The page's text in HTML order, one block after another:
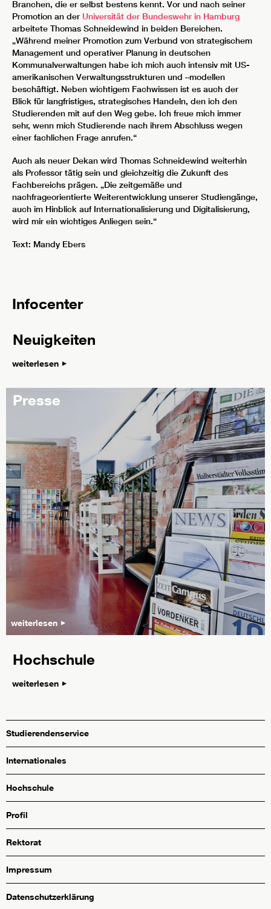
Branchen, die er selbst bestens kennt. Vor und nach seiner
Promotion an der Universität der Bundeswehr in Hamburg
arbeitete Thomas Schneidewind in beiden Bereichen.
„Während meiner Promotion zum Verbund von strategischem
Management und operativer Planung in deutschen
Kommunalverwaltungen habe ich mich auch intensiv mit US-
amerikanischen Verwaltungsstrukturen und –modellen
beschäftigt. Neben wichtigem Fachwissen ist es auch der
Blick für langfristiges, strategisches Handeln, den ich den
Studierenden mit auf den Weg gebe. Ich freue mich immer
sehr, wenn mich Studierende nach ihrem Abschluss wegen
einer fachlichen Frage anrufen.“
Auch als neuer Dekan wird Thomas Schneidewind weiterhin
als Professor tätig sein und gleichzeitig die Zukunft des
Fachbereichs prägen. „Die zeitgemäße und
nachfrageorientierte Weiterentwicklung unserer Studiengänge,
auch im Hinblick auf Internationalisierung und Digitalisierung,
wird mir ein wichtiges Anliegen sein.“
Text: Mandy Ebers
Infocenter
Neuigkeiten
weiterlesen
Presse
weiterlesen
Hochschule
weiterlesen
Studierendenservice
Internationales
Hochschule
Profil
Rektorat
Impressum
Datenschutzerklärung